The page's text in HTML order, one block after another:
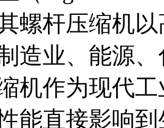
螺杆压缩机
造业、能源
机作为现代
能直接影响